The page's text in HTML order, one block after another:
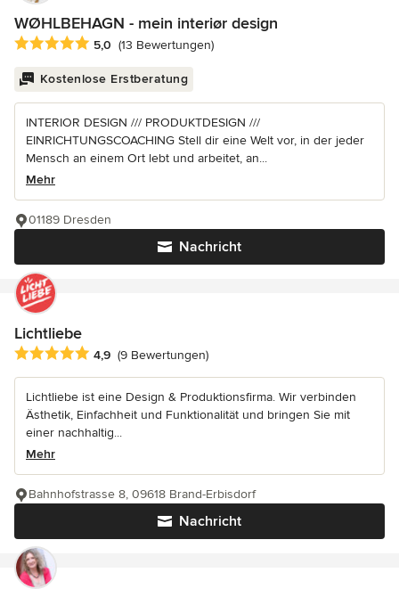
WØHLBEHAGN - mein interiør design
Durchschnittliche Bewertung: 5 von 5 Sternen
5,0 (13 Bewertungen)
Kostenlose Erstberatung
INTERIOR DESIGN /// PRODUKTDESIGN ///
EINRICHTUNGSCOACHING Stell dir eine Welt vor, in der jeder
Mensch an einem Ort lebt und arbeitet, an...
Mehr
Nachricht
01189 Dresden
Lichtliebe
Durchschnittliche Bewertung: 4.9 von 5 Sternen
4,9 (9 Bewertungen)
Lichtliebe ist eine Design & Produktionsfirma. Wir verbinden
Ästhetik, Einfachheit und Funktionalität und bringen Sie mit
einer nachhaltig...
Mehr
Nachricht
Bahnhofstrasse 8, 09618 Brand-Erbisdorf